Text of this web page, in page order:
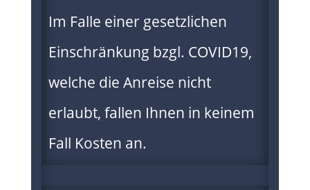
Im Falle einer gesetzlichen
Einschränkung bzgl. COVID19,
welche die Anreise nicht
erlaubt, fallen Ihnen in keinem
Fall Kosten an.